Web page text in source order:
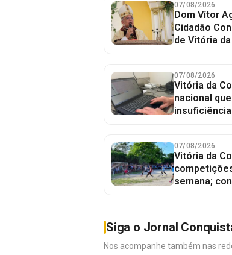
07/08/2026
Dom Vítor
Cidadão
de Vitória
07/08/2026
Vitória da
nacional
07/08/2026
Vitória da
semana;
Siga o Jornal
Nos acompanhe também nas